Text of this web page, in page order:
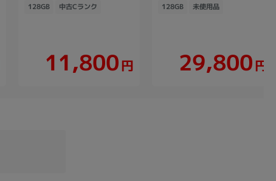
128GB 中古Cランク
11,800円
128GB 未使用品
29,800円